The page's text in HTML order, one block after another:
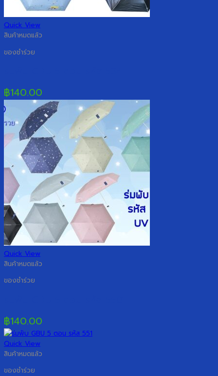
Quick View
สินค้าหมดแล้ว
ของชำร่วย
฿140.00
Quick View
สินค้าหมดแล้ว
ของชำร่วย
฿140.00
Quick View
สินค้าหมดแล้ว
ของชำร่วย